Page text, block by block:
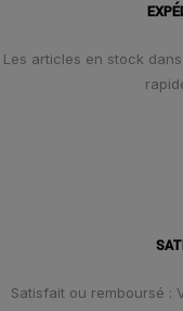
Les articles en stock
Satisfait ou remboursé :